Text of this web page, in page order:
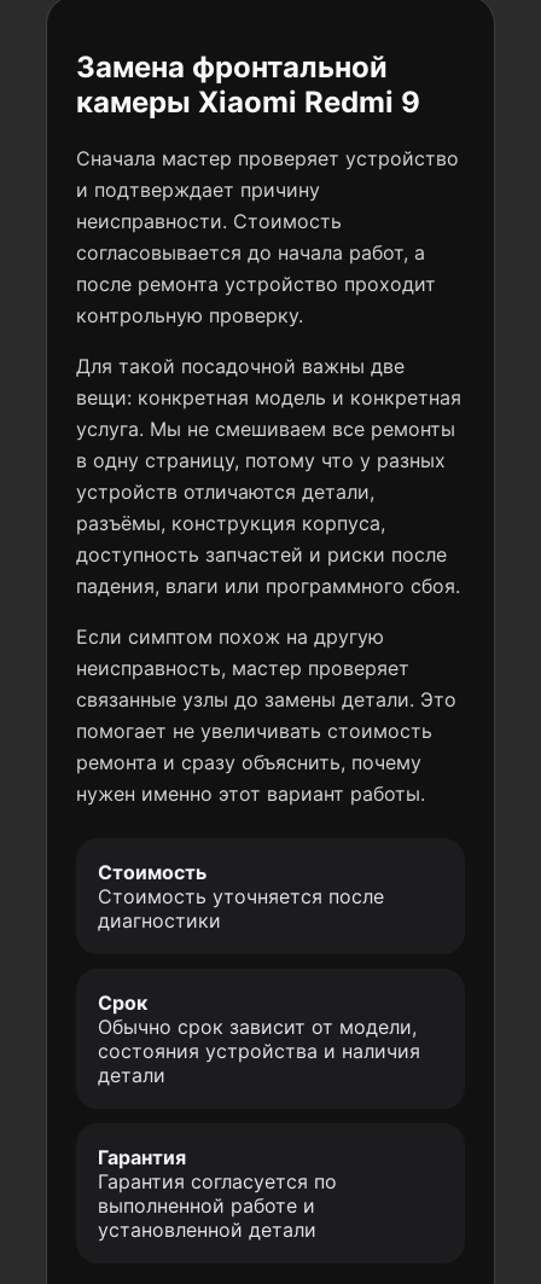
Замена фронтальной
камеры Xiaomi Redmi 9
Сначала мастер проверяет устройство
и подтверждает причину
неисправности. Стоимость
согласовывается до начала работ, а
после ремонта устройство проходит
контрольную проверку.
Для такой посадочной важны две
вещи: конкретная модель и конкретная
услуга. Мы не смешиваем все ремонты
в одну страницу, потому что у разных
устройств отличаются детали,
разъёмы, конструкция корпуса,
доступность запчастей и риски после
падения, влаги или программного сбоя.
Если симптом похож на другую
неисправность, мастер проверяет
связанные узлы до замены детали. Это
помогает не увеличивать стоимость
ремонта и сразу объяснить, почему
нужен именно этот вариант работы.
Стоимость
Стоимость уточняется после
диагностики
Срок
Обычно срок зависит от модели,
состояния устройства и наличия
детали
Гарантия
Гарантия согласуется по
выполненной работе и
установленной детали